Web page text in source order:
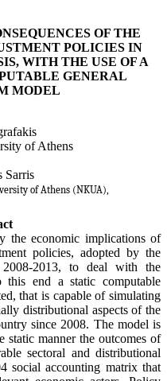
OF THE
POLICIES IN
WITH THE USE OF A
GENERAL
MODEL
of Athens
Sarris
of Athens (NKUA),
the economic implications of
policies, adopted by the
2013, to deal with the
this end a static computable
that is capable of simulating
distributional aspects of the
since 2008. The model is
static manner the outcomes of
sectoral and distributional
social accounting matrix that